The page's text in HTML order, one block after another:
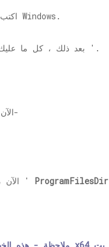
1. مربع بجوار رمز Windows.
2. بعد ذلك ، كل ما '.
3. الآن ، في الجزء الأيمن ، انتقل إلى هذا الموقع-
4. الآن ، في الجزء الأيسر ، انقر نقرًا مزدوجًا فوق ' ProgramFilesDir